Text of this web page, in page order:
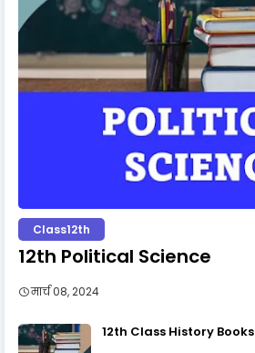
Class12th
12th Political Science
मार्च 08, 2024
12th Class History Books